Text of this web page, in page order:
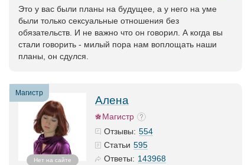
Это у вас были планы на будущее, а у него на уме
были только сексуальные отношения без
обязательств. И не важно что он говорил. А когда вы
стали говорить - милый пора нам воплощать наши
планы, он сдулся.
Магистр
Нет на сайте
Алена
Магистр
Отзывы: 554
Статьи 595
Ответы: 143968